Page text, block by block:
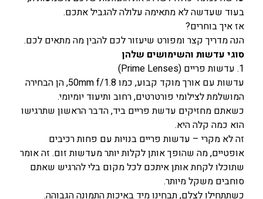
בעוד שעדשה לא מתאימה עלולה להגביל אתכם.
אז איך בוחרים?
הנה מדריך קצר ומפורט שיעזור לכם להבין מה מתאים לכם.
סוגי עדשות והשימושים שלהן
1. עדשות פריים (Prime Lenses)
עדשות עם אורך מוקד קבוע, כמו 50mm f/1.8, הן הבחירה
המושלמת לצילומי פורטרטים, רחוב ותיעוד יומיומי.
כשאתם מחזיקים עדשת פריים ביד, הדבר הראשון שתרגישו
הוא כמה קלה היא.
זה לא מקרי – עדשות פריים בנויות עם פחות רכיבים
אופטיים, מה שהופך אותן לקלות יותר מעדשות זום. זה אומר
שתוכלו לקחת אותן איתכם לכל מקום בלי להרגיש שאתם
סוחבים משקל מיותר.
כשתתחילו לצלם, תבחינו מיד באיכות התמונה הגבוהה.